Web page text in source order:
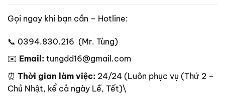
Gọi ngay khi bạn cần – Hotline:
📞 0394.830.216 (Mr. Tùng)
✉️ Email: tungdd16@gmail.com
⏰ Thời gian làm việc: 24/24 (Luôn phục vụ (Thứ 2 –
Chủ Nhật, kể cả ngày Lễ, Tết)\